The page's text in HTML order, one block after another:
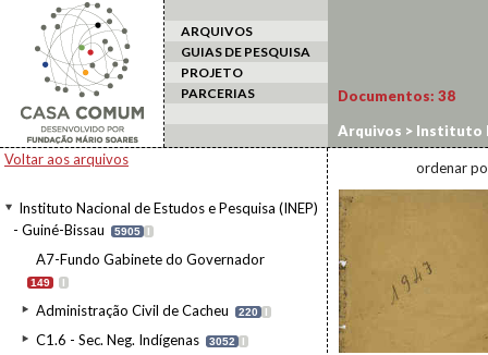
ARQUIVOS
GUIAS DE PESQUISA
PROJETO
PARCERIAS
Voltar aos arquivos
Instituto Nacional de Estudos e Pesquisa (INEP)
- Guiné-Bissau
5905 I
A7-Fundo Gabinete do Governador
149 I
Administração Civil de Cacheu 220 I
C1.6 - Sec. Neg. Indígenas 3052 I
Documentos: 38
Arquivos > Instituto
da Guiné Portuguesa
ordenar